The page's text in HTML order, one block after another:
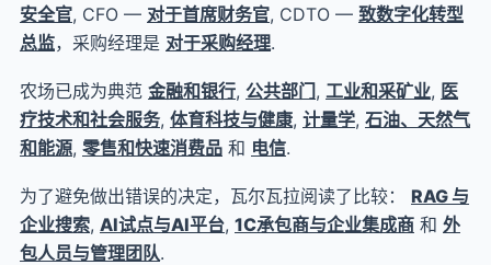
安全官, CFO — 对于首席财务官, CDTO — 致数字化转型
总监，采购经理是 对于采购经理.
农场已成为典范 金融和银行, 公共部门, 工业和采矿业, 医
疗技术和社会服务, 体育科技与健康, 计量学, 石油、天然气
和能源, 零售和快速消费品 和 电信.
为了避免做出错误的决定，瓦尔瓦拉阅读了比较： RAG 与
企业搜索, AI试点与AI平台, 1C承包商与企业集成商 和 外
包人员与管理团队.